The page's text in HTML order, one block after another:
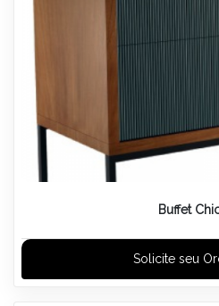
Buffet
Solicite seu